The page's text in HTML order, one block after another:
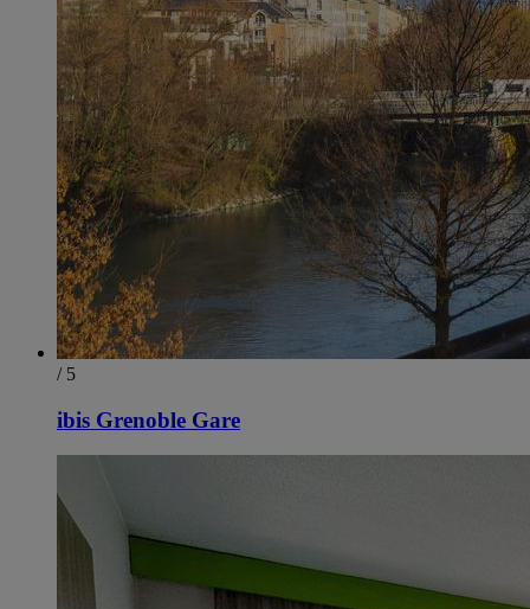
/ 5
ibis Grenoble Gare